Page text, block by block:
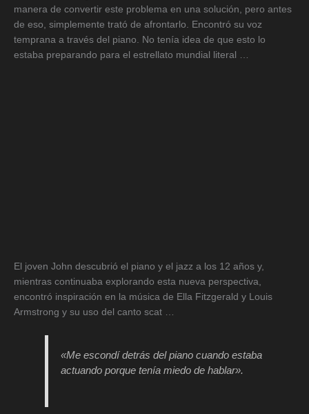
manera de convertir este problema en una solución, pero antes
de eso, simplemente trató de afrontarlo. Encontró su voz
temprana a través del piano. No tenía idea de que esto lo
estaba preparando para el estrellato mundial literal …
El joven John descubrió el piano y el jazz a los 12 años y,
mientras continuaba explorando esta nueva perspectiva,
encontró inspiración en la música de Ella Fitzgerald y Louis
Armstrong y su uso del canto scat …
«Me escondí detrás del piano cuando estaba
actuando porque tenía miedo de hablar».